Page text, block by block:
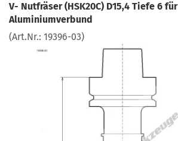
V- Nutfräser (HSK20C) D15,4 Tiefe 6 für
Aluminiumverbund
(Art.Nr.: 19396-03)